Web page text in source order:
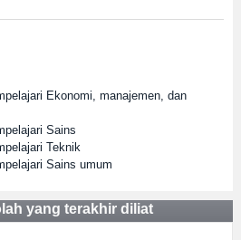
Ekonomi, manajemen, dan
Sains
Teknik
Sains umum
yang terakhir diliat